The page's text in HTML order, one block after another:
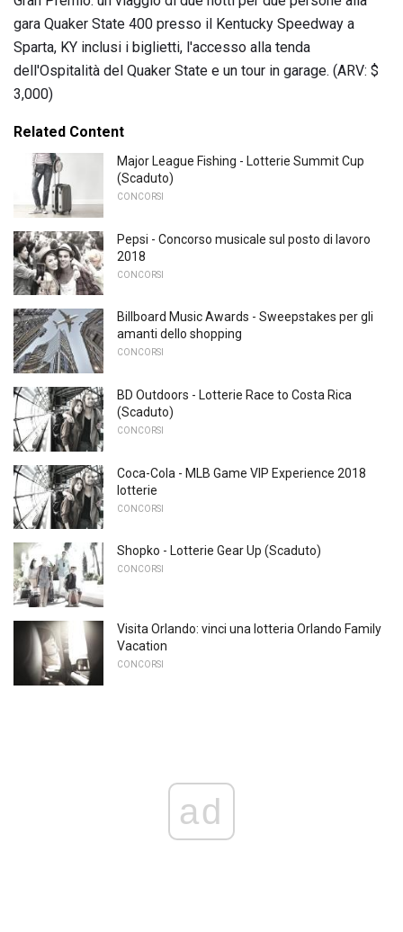
gara Quaker State 400 presso il Kentucky Speedway a
Sparta, KY inclusi i biglietti, l'accesso alla tenda
dell'Ospitalità del Quaker State e un tour in garage. (ARV: $
3,000)
Related Content
Major League Fishing - Lotterie Summit Cup
(Scaduto)
CONCORSI
Pepsi - Concorso musicale sul posto di lavoro
2018
CONCORSI
Billboard Music Awards - Sweepstakes per gli
amanti dello shopping
CONCORSI
BD Outdoors - Lotterie Race to Costa Rica
(Scaduto)
CONCORSI
Coca-Cola - MLB Game VIP Experience 2018
lotterie
CONCORSI
Shopko - Lotterie Gear Up (Scaduto)
CONCORSI
Visita Orlando: vinci una lotteria Orlando Family
Vacation
CONCORSI
ad